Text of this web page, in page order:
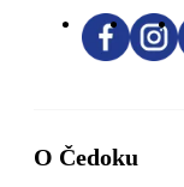
O Čedoku